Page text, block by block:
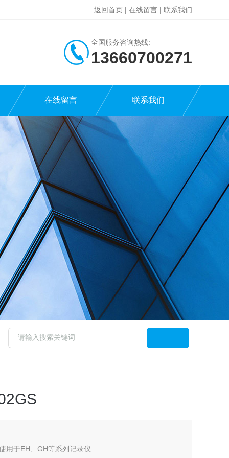
返回首页 | 在线留言 | 联系我们
全国服务咨询热线:
13660700271
在线留言 联系我们
用于EH、GH等系列记录仪.